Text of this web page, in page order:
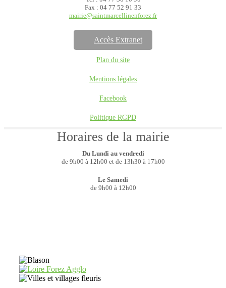
Fax : 04 77 52 91 33
mairie@saintmarcellinenforez.fr
Accès Extranet
Plan du site
Mentions légales
Facebook
Politique RGPD
Horaires de la mairie
Du Lundi au vendredi
de 9h00 à 12h00 et de 13h30 à 17h00
Le Samedi
de 9h00 à 12h00